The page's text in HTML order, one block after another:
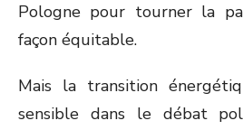
Pologne pour tourner la
façon équitable.
Mais la transition
sensible dans le débat